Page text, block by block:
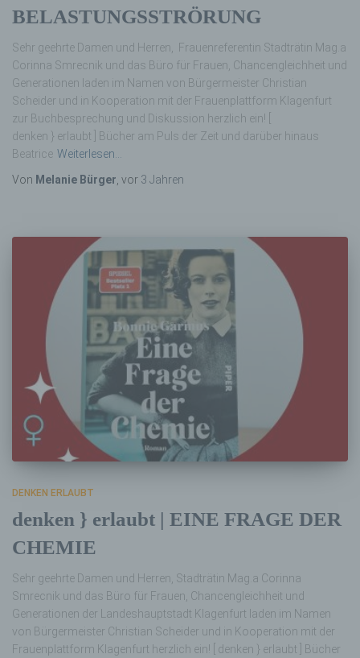
BELASTUNGSSTRÖRUNG
Sehr geehrte Damen und Herren, Frauenreferentin Stadträtin Mag.a
Corinna Smrecnik und das Büro für Frauen, Chancengleichheit und
Generationen laden im Namen von Bürgermeister Christian
Scheider und in Kooperation mit der Frauenplattform Klagenfurt
zur Buchbesprechung und Diskussion herzlich ein! [
denken } erlaubt ] Bücher am Puls der Zeit und darüber hinaus
Beatrice Weiterlesen…
Von Melanie Bürger , vor 3 Jahren
DENKEN ERLAUBT
denken } erlaubt | EINE FRAGE DER
CHEMIE
Sehr geehrte Damen und Herren, Stadträtin Mag.a Corinna
Smrecnik und das Büro für Frauen, Chancengleichheit und
Generationen der Landeshauptstadt Klagenfurt laden im Namen
von Bürgermeister Christian Scheider und in Kooperation mit der
Frauenplattform Klagenfurt herzlich ein! [ denken } erlaubt ] Bücher